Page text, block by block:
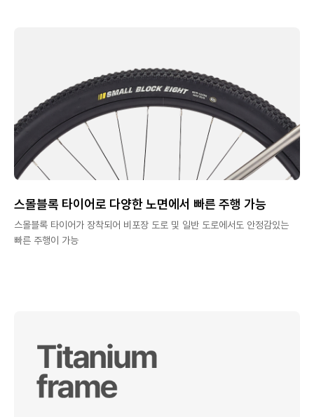
스몰블록 타이어로 다양한 노면에서 빠른 주행 가능
스몰블록 타이어가 장착되어 비포장 도로 및 일반 도로에서도 안정감있는
빠른 주행이 가능